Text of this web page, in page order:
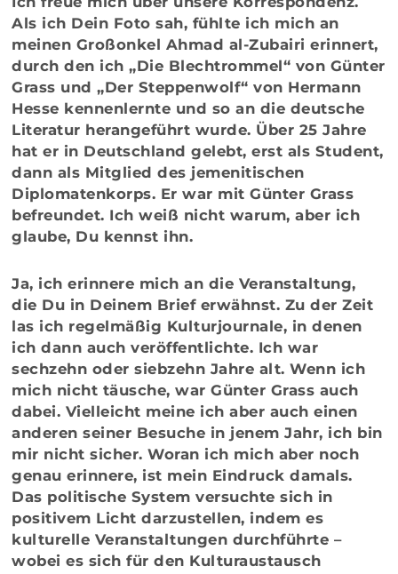
Als ich Dein Foto sah, fühlte ich mich an
meinen Großonkel Ahmad al-Zubairi erinnert,
durch den ich „Die Blechtrommel“ von Günter
Grass und „Der Steppenwolf“ von Hermann
Hesse kennenlernte und so an die deutsche
Literatur herangeführt wurde. Über 25 Jahre
hat er in Deutschland gelebt, erst als Student,
dann als Mitglied des jemenitischen
Diplomatenkorps. Er war mit Günter Grass
befreundet. Ich weiß nicht warum, aber ich
glaube, Du kennst ihn.
Ja, ich erinnere mich an die Veranstaltung,
die Du in Deinem Brief erwähnst. Zu der Zeit
las ich regelmäßig Kulturjournale, in denen
ich dann auch veröffentlichte. Ich war
sechzehn oder siebzehn Jahre alt. Wenn ich
mich nicht täusche, war Günter Grass auch
dabei. Vielleicht meine ich aber auch einen
anderen seiner Besuche in jenem Jahr, ich bin
mir nicht sicher. Woran ich mich aber noch
genau erinnere, ist mein Eindruck damals.
Das politische System versuchte sich in
positivem Licht darzustellen, indem es
kulturelle Veranstaltungen durchführte –
wobei es sich für den Kulturaustausch